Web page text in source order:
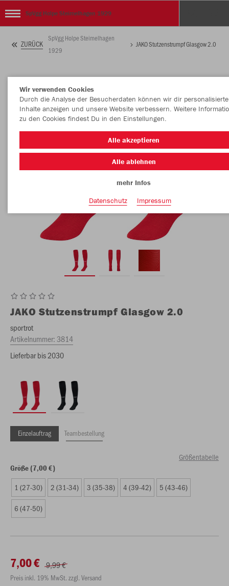
SpVgg Holpe Steimelhagen 1929
ZURÜCK
SpVgg Holpe Steimelhagen
1929
JAKO Stutzenstrumpf Glasgow 2.0
JAKO Stutzenstrumpf Glasgow 2.0
sportrot
Artikelnummer:3814
Lieferbar bis 2030
Einzelauftrag Teambestellung
Größentabelle
Größe (7,00 €)
1 (27-30) 2 (31-34) 3 (35-38) 4 (39-42) 5 (43-46)
6 (47-50)
7,00 € 9,99 €
Preis inkl. 19% MwSt. zzgl. Versand
Wir verwenden Cookies
Durch die Analyse der Besucherdaten können wir dir personalisierte
Inhalte anzeigen und unsere Website verbessern. Weitere
zu den Cookies findest Du in den Einstellungen.
Alle akzeptieren
Alle ablehnen
mehr Infos
Datenschutz
Impressum